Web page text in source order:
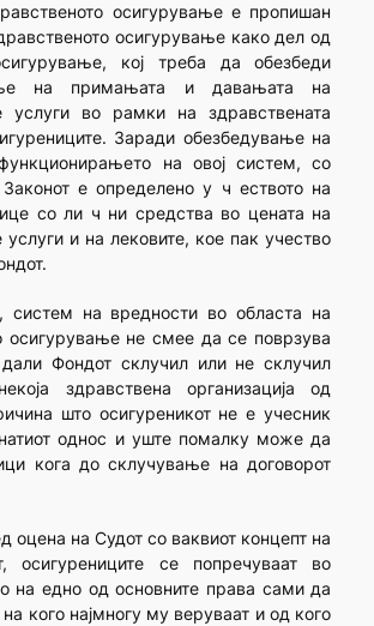
осигурување е пропишан
осигурување како дел од
кој треба да обезбеди
на примањата и давањата на
услуги во рамки на здравствената
Заради обезбедување на
на овој систем, со
е определено у ч еството на
со ли ч ни средства во цената на
услуги и на лековите, кое пак учество
систем на вредности во областа на
осигурување не смее да се поврзува
Фондот склучил или не склучил
здравствена организација од
што осигуреникот не е учесник
однос и уште помалку може да
кога до склучување на договорот
оцена на Судот со ваквиот концепт на
осигурениците се попречуваат во
на едно од основните права сами да
кого најмногу му веруваат и од кого